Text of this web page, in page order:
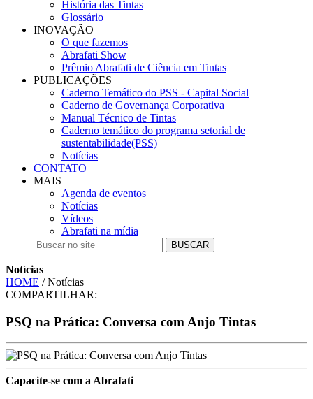
História das Tintas
Glossário
INOVAÇÃO
O que fazemos
Abrafati Show
Prêmio Abrafati de Ciência em Tintas
PUBLICAÇÕES
Caderno Temático do PSS - Capital Social
Caderno de Governança Corporativa
Manual Técnico de Tintas
Caderno temático do programa setorial de
sustentabilidade(PSS)
Notícias
CONTATO
MAIS
Agenda de eventos
Notícias
Vídeos
Abrafati na mídia
BUSCAR
Notícias
HOME / Notícias
COMPARTILHAR:
PSQ na Prática: Conversa com Anjo Tintas
Capacite-se com a Abrafati